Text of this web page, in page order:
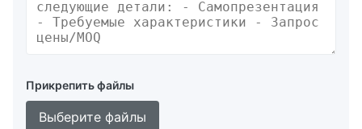
Прикрепить файлы
Выберите файлы